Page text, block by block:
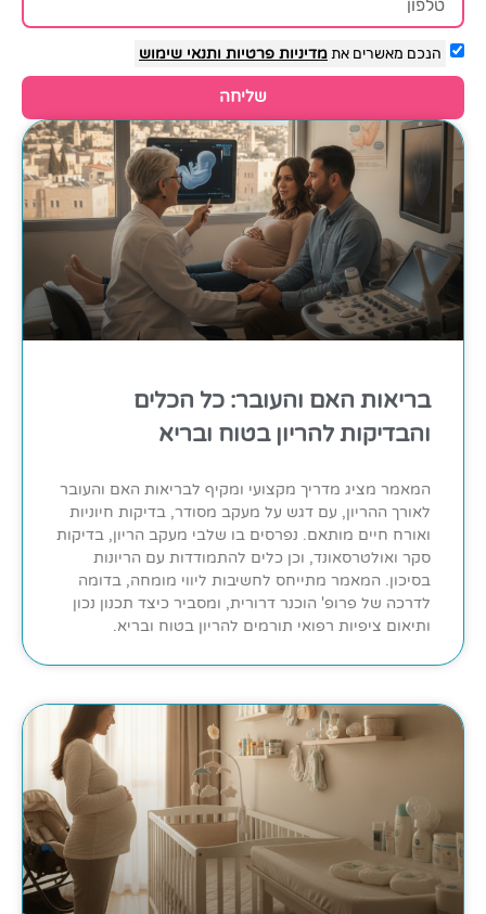
הנכם מאשרים אתמדיניות פרטיות ותנאי שימוש
שליחה
בריאות האם והעובר: כל הכלים
והבדיקות להריון בטוח ובריא
המאמר מציג מדריך מקצועי ומקיף לבריאות האם והעובר
לאורך ההריון, עם דגש על מעקב מסודר, בדיקות חיוניות
ואורח חיים מותאם. נפרסים בו שלבי מעקב הריון, בדיקות
סקר ואולטרסאונד, וכן כלים להתמודדות עם הריונות
בסיכון. המאמר מתייחס לחשיבות ליווי מומחה, בדומה
לדרכה של פרופ' הוכנר דרורית, ומסביר כיצד תכנון נכון
ותיאום ציפיות רפואי תורמים להריון בטוח ובריא.